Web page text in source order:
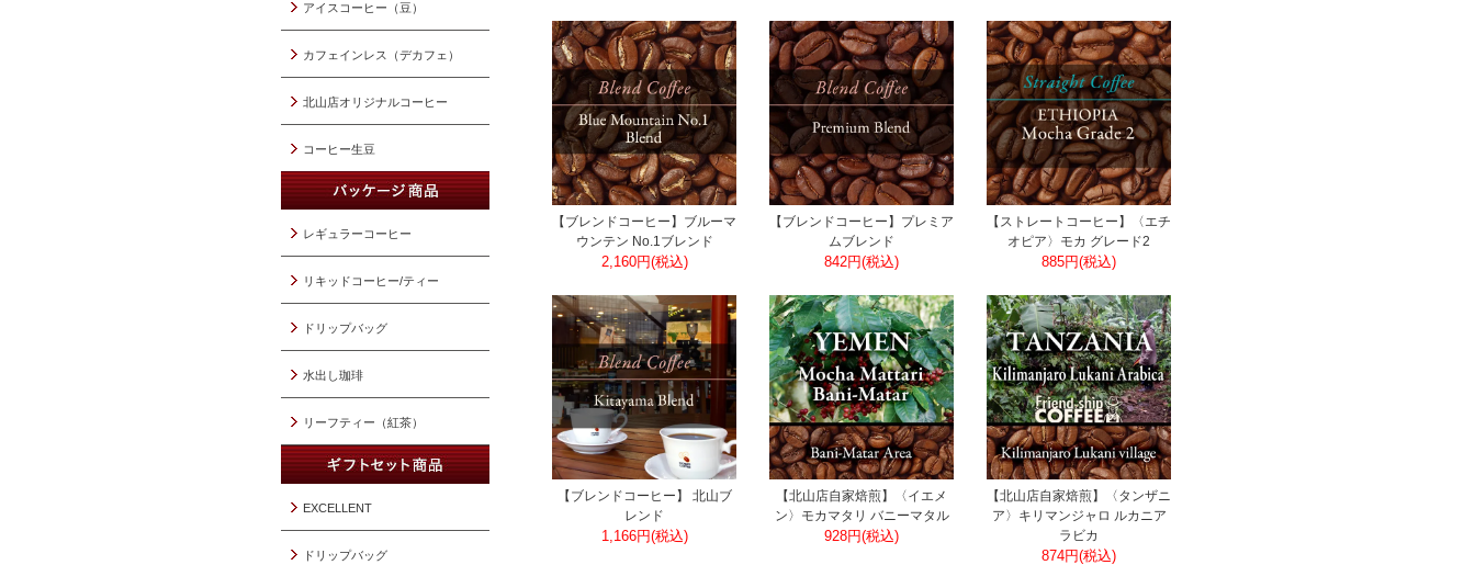
【ブレンドコーヒー】ブルーマ
ウンテン No.1ブレンド
2,160円(税込)
【ブレンドコーヒー】プレミア
ムブレンド
842円(税込)
【ストレートコーヒー】〈エチ
オピア〉モカ グレード2
885円(税込)
【ブレンドコーヒー】 北山ブ
レンド
1,166円(税込)
【北山店自家焙煎】〈イエメ
ン〉モカマタリ バニーマタル
928円(税込)
【北山店自家焙煎】〈タンザニ
ア〉キリマンジャロ ルカニア
ラビカ
874円(税込)
アイスコーヒー（豆）
カフェインレス（デカフェ）
北山店オリジナルコーヒー
コーヒー生豆
レギュラーコーヒー
リキッドコーヒー/ティー
ドリップバッグ
水出し珈琲
リーフティー（紅茶）
EXCELLENT
ドリップバッグ